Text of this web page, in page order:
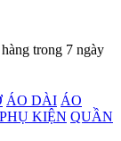
trong 7 ngày
ÁO DÀI ÁO
PHỤ KIỆN QUẦN